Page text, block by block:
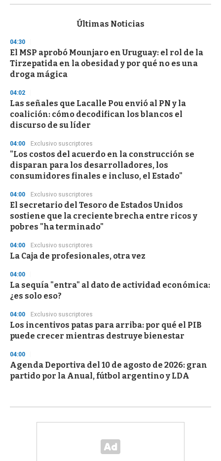
s
d
s
o
f
3
s
e
c
o
n
Últimas Noticias
04:30
El MSP aprobó Mounjaro en Uruguay: el rol de la
Tirzepatida en la obesidad y por qué no es una
droga mágica
04:02
Las señales que Lacalle Pou envió al PN y la
coalición: cómo decodifican los blancos el
discurso de su líder
04:00 Exclusivo suscriptores
"Los costos del acuerdo en la construcción se
disparan para los desarrolladores, los
consumidores finales e incluso, el Estado"
04:00 Exclusivo suscriptores
El secretario del Tesoro de Estados Unidos
sostiene que la creciente brecha entre ricos y
pobres "ha terminado"
04:00 Exclusivo suscriptores
La Caja de profesionales, otra vez
04:00
La sequía "entra" al dato de actividad económica:
¿es solo eso?
04:00 Exclusivo suscriptores
Los incentivos patas para arriba: por qué el PIB
puede crecer mientras destruye bienestar
04:00
Agenda Deportiva del 10 de agosto de 2026: gran
partido por la Anual, fútbol argentino y LDA